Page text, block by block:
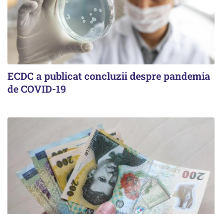
ECDC a publicat concluzii despre pandemia
de COVID-19